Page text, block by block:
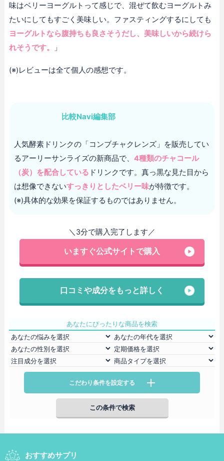
味はベリーヨーグルトって感じで、混ぜて飲むヨーグルトみ
たいにしてもすごく美味しい。ファスティングするにしても
ヨーグルトなら腹持ちも良さそうだし、美味しいから続けら
れそうです。
」
(※)レビューは全て個人の感想です。
比較Navi編集部
人気酵素ドリンクの「コンブチャクレンズ」を販売してい
るアーリーサンライズの新商品で、 4種類のチャコール
（炭）を配合している ドリンクです。真っ黒な見た目から
は想像できないすっきりとしたベリー味が特徴です。
(※)具体的な効果を保証するものではありません。
＼3分で購入完了します／
いますぐ公式サイトで購入
口コミや成分をもっと詳しく
あなたにぴったりな商品を検索
こだわり条件を設定する
おすすめサプリ